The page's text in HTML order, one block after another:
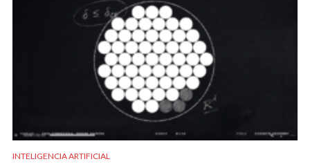
INTELIGENCIA ARTIFICIAL